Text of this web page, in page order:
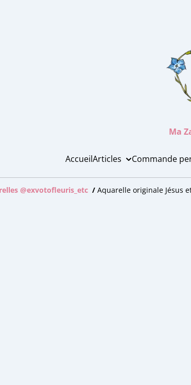
Ma
AccueilArticles Commande
@exvotofleuris_etc / Aquarelle originale Jésus